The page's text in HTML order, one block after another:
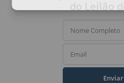
Nome Completo
Email
Enviar